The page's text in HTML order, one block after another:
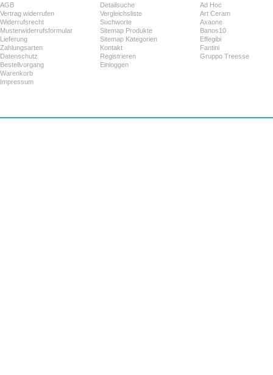
AGB
Vertrag widerrufen
Widerrufsrecht
Musterwiderrufsformular
Lieferung
Zahlungsarten
Datenschutz
Bestellvorgang
Warenkorb
Impressum
Detailsuche
Vergleichsliste
Suchworte
Sitemap Produkte
Sitemap Kategorien
Kontakt
Registrieren
Einloggen
Ad Hoc
Art Ceram
Axaone
Banos10
Effegibi
Fantini
Gruppo Treesse